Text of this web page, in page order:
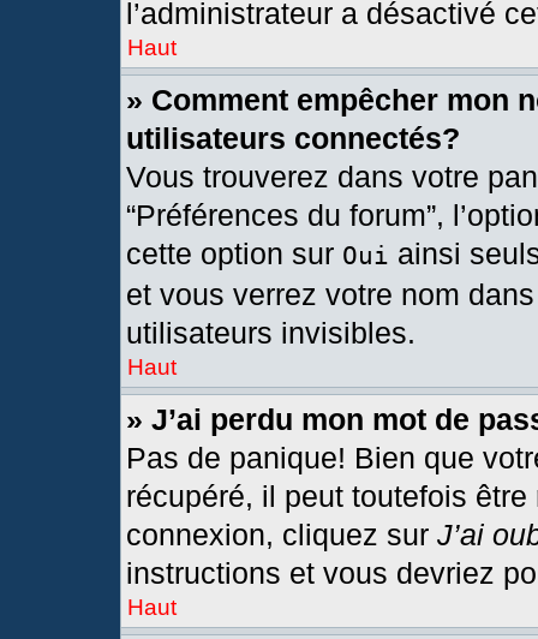
l’administrateur a désactivé
Haut
» Comment empêcher mon
utilisateurs connectés?
Vous trouverez dans votre
“Préférences du forum”,
cette option sur Oui ainsi
et vous verrez votre nom
utilisateurs invisibles.
Haut
» J’ai perdu mon mot de
Pas de panique! Bien que
récupéré, il peut toutefois
connexion, cliquez sur J’ai
instructions et vous devriez
Haut